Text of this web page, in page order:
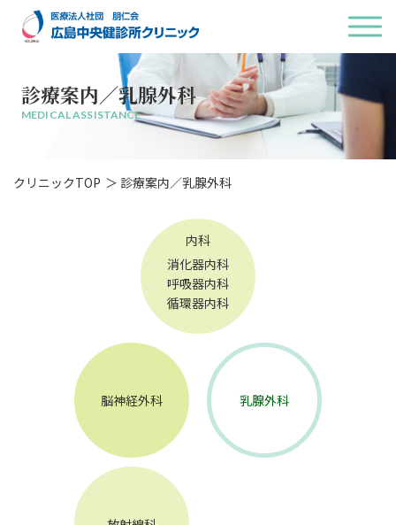
診療案内／乳腺外科
MEDICAL ASSISTANCE
クリニックTOP 診療案内／乳腺外科
内科
消化器内科
呼吸器内科
循環器内科
脳神経外科 乳腺外科